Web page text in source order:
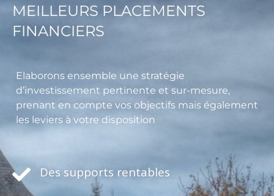
MEILLEURS PLACEMENTS
FINANCIERS
Elaborons ensemble une stratégie
d’investissement pertinente et sur-mesure,
prenant en compte vos objectifs mais également
les leviers à votre disposition
Des supports rentables